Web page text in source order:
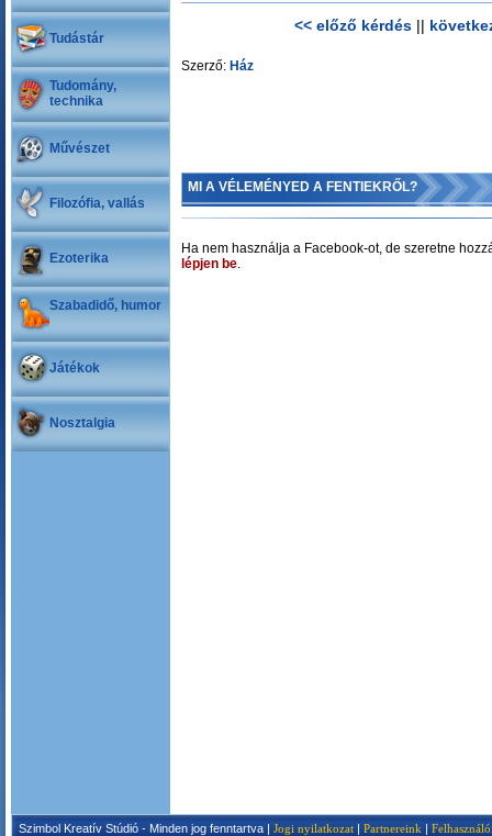
Tudástár
Tudomány,
technika
Művészet
Filozófia, vallás
Ezoterika
Szabadidő, humor
Játékok
Nosztalgia
<< előző kérdés||
Szerző: Ház
MI A VÉLEMÉNYED A FENTIEKRŐL?
Ha nem használja a Facebook-ot, de szeretne
lépjen be.
Szimbol Kreatív Stúdió - Minden jog fenntartva | Jogi nyilatkozat | Partnereink |